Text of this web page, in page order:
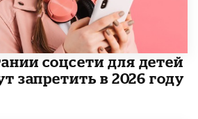
соцсети для детей
запретить в 2026 году